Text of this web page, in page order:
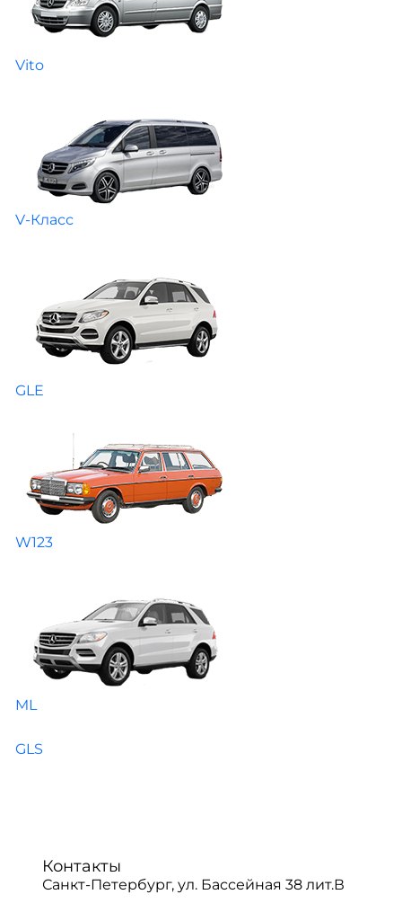
Vito
V-Класс
GLE
W123
ML
GLS
Контакты
Санкт-Петербург, ул. Бассейная 38 лит.В